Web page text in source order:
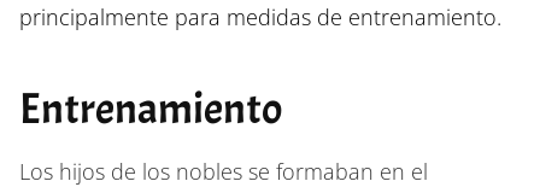
principalmente para medidas de entrenamiento.
Entrenamiento
Los hijos de los nobles se formaban en el